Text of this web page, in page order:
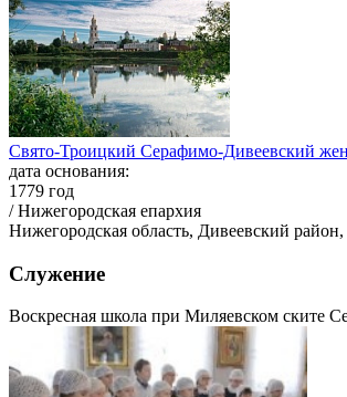
Свято-Троицкий Серафимо-Дивеевский
дата основания:
1779 год
/ Нижегородская епархия
Нижегородская область, Дивеевский
Служение
Воскресная школа при Миляевском ските